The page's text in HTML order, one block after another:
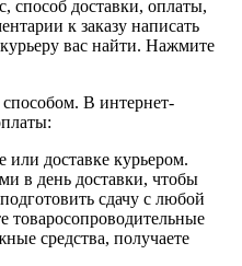
способ доставки, оплаты,
к заказу написать
вас найти. Нажмите
В интернет-
доставке курьером.
в день доставки, чтобы
сдачу с любой
средства, получаете